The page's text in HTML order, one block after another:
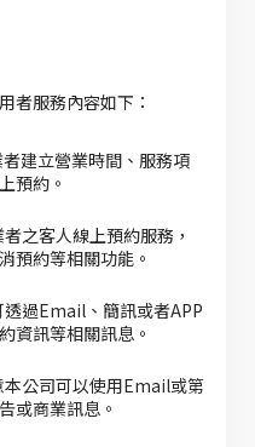
者服務內容如下：
建立營業時間、服務項
預約。
之客人線上預約服務，
預約等相關功能。
過Email、簡訊或者APP
資訊等相關訊息。
本公司可以使用Email或第
或商業訊息。